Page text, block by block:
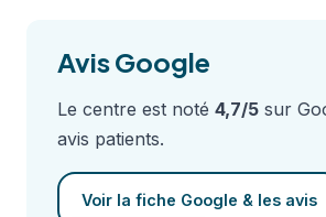
Avis Google
Le centre est noté 4,7/5 sur
avis patients.
Voir la fiche Google & les avis